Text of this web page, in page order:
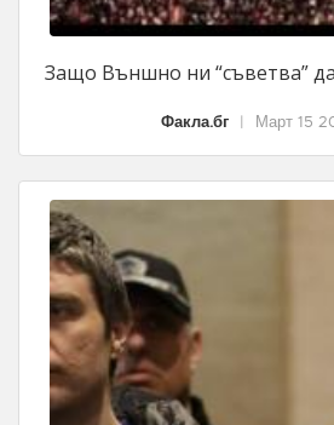
Защо Външно ни “съветва”
Факла.бг Март 15